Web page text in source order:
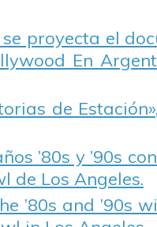
proyecta el
En
de
’80s y ’90s
de Los Angeles.
’80s and ’90s